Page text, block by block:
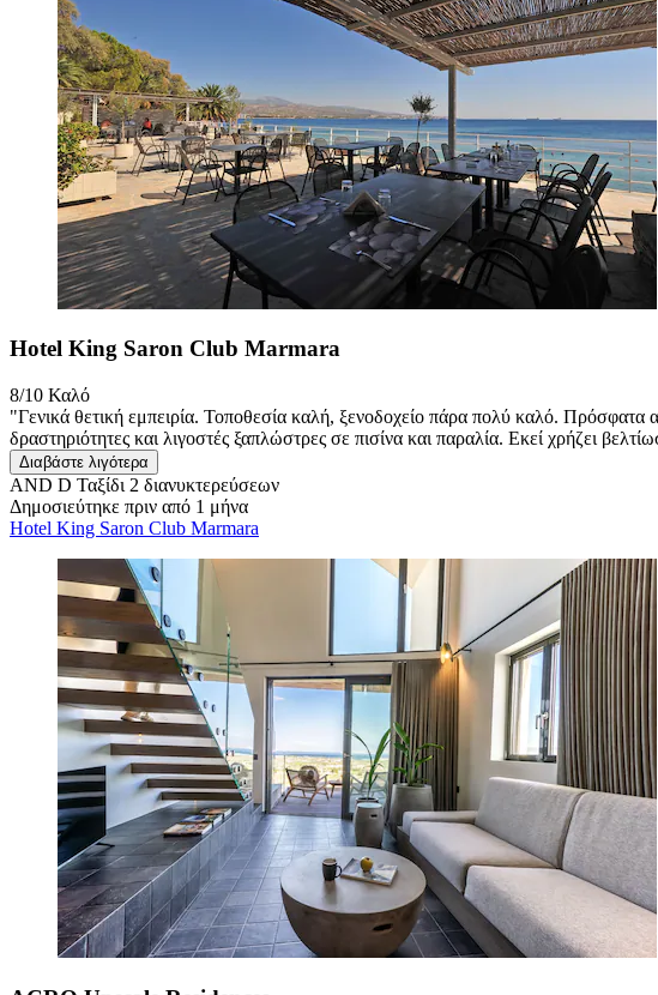
Hotel King Saron Club Marmara
8/10 Καλό
"Γενικά θετική εμπειρία. Τοποθεσία καλή, ξενοδοχείο πάρα πολύ καλό.
δραστηριότητες και λιγοστές ξαπλώστρες σε πισίνα και παραλία. Εκεί χρήζει
Διαβάστε λιγότερα
AND D Ταξίδι 2 διανυκτερεύσεων
Δημοσιεύτηκε πριν από 1 μήνα
Hotel King Saron Club Marmara